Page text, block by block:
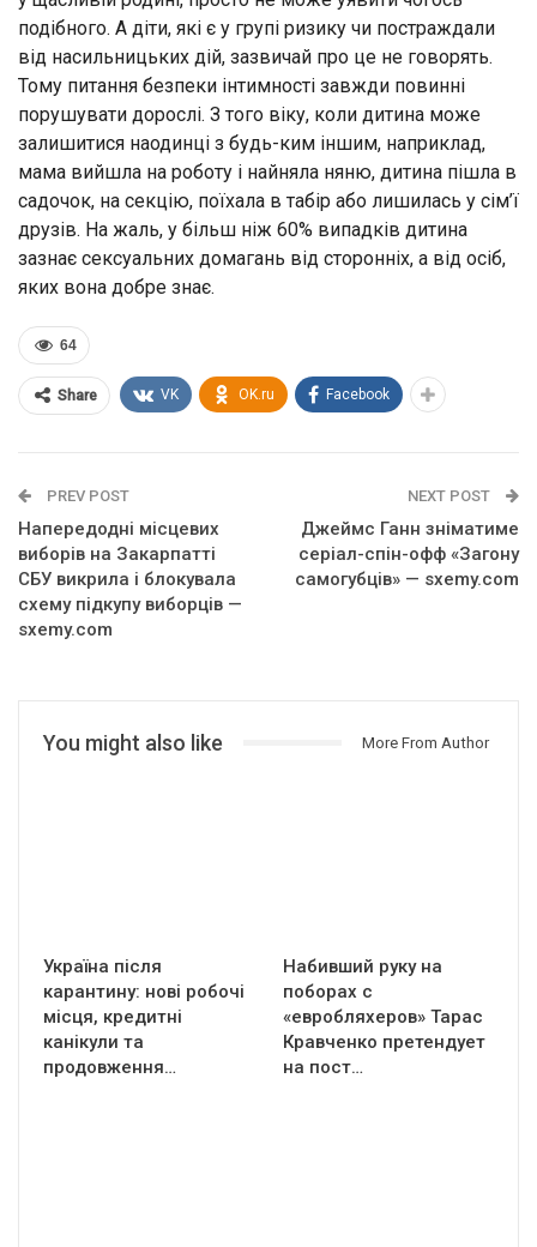
подібного. А діти, які є у групі ризику чи постраждали
від насильницьких дій, зазвичай про це не говорять.
Тому питання безпеки інтимності завжди повинні
порушувати дорослі. З того віку, коли дитина може
залишитися наодинці з будь-ким іншим, наприклад,
мама вийшла на роботу і найняла няню, дитина пішла в
садочок, на секцію, поїхала в табір або лишилась у сім’ї
друзів. На жаль, у більш ніж 60% випадків дитина
зазнає сексуальних домагань від сторонніх, а від осіб,
яких вона добре знає.
64
Share VK OK.ru Facebook
PREV POST
Напередодні місцевих
виборів на Закарпатті
СБУ викрила і блокувала
схему підкупу виборців —
sxemy.com
NEXT POST
Джеймс Ганн зніматиме
серіал-спін-офф «Загону
самогубців» — sxemy.com
You might also like More From Author
Україна після
карантину: нові робочі
місця, кредитні
канікули та
продовження…
Набивший руку на
поборах с
«евробляхеров» Тарас
Кравченко претендует
на пост…